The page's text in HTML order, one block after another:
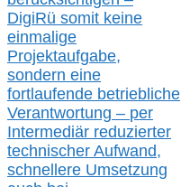
DigiRü somit keine
einmalige
Projektaufgabe,
sondern eine
fortlaufende betriebliche
Verantwortung – per
Intermediär reduzierter
technischer Aufwand,
schnellere Umsetzung